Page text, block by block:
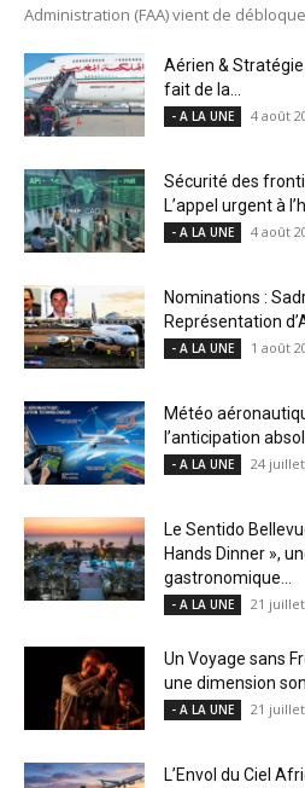
Administration (FAA) vient de
Aérien &
fait de la...
- A LA UNE 4 août
Sécurité des
L’appel urgent à
- A LA UNE 4 août
Nominations :
Représentation
- A LA UNE 1 août
Météo
l’anticipation
- A LA UNE 24
Le Sentido
Hands Dinner »,
gastronomique...
- A LA UNE 21
Un Voyage sans
une dimension
- A LA UNE 21
L’Envol du Ciel